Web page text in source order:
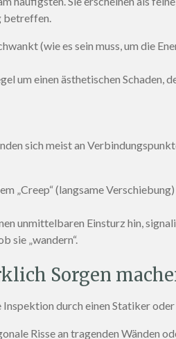
betreffen.
(wie es sein muss, um die
um einen ästhetischen Schaden,
sich meist an
„Creep“ (langsame
unmittelbaren Einsturz hin,
sie „wandern“.
Sorgen
durch einen Statiker
Risse an tragenden Wänden